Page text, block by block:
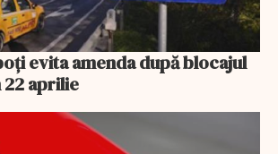
evita amenda după blocajul
aprilie